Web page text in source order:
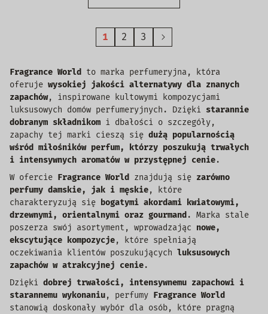
1 2 3
Fragrance World
to marka perfumeryjna, która
oferuje wysokiej jakości alternatywy dla znanych
zapachów, inspirowane kultowymi kompozycjami
luksusowych domów perfumeryjnych. Dzięki starannie
dobranym składnikom i dbałości o szczegóły,
zapachy tej marki cieszą się dużą popularnością
wśród miłośników perfum, którzy poszukują trwałych
i intensywnych aromatów w przystępnej cenie.
W ofercie Fragrance World znajdują się zarówno
perfumy damskie, jak i męskie, które
charakteryzują się
bogatymi akordami kwiatowymi,
drzewnymi, orientalnymi oraz gourmand . Marka stale
poszerza swój asortyment, wprowadzając nowe,
ekscytujące kompozycje, które spełniają
oczekiwania klientów poszukujących luksusowych
zapachów w atrakcyjnej cenie.
Dzięki dobrej trwałości, intensywnemu zapachowi i
starannemu wykonaniu, perfumy Fragrance World
stanowią doskonały wybór dla osób, które pragną